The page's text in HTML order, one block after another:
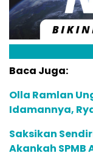
Baca Juga:
Olla Ramlan
Idamannya,
Saksikan
Akankah SPMB